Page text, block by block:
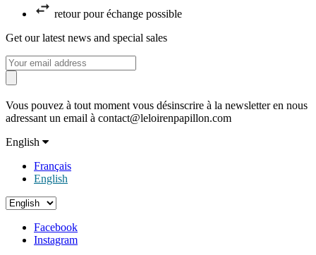
retour pour échange possible
Get our latest news and special sales
Vous pouvez à tout moment vous désinscrire à la newsletter en nous
adressant un email à contact@leloirenpapillon.com
English
Français
English
Facebook
Instagram